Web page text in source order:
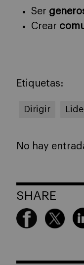
Ser
Crear
Etiquetas:
Dirigir
No hay
SHARE